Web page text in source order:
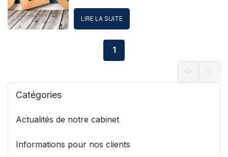
nouveautés qui peuvent impacter
votre activité.
LIRE LA SUITE
1
Catégories
Actualités de notre cabinet
Informations pour nos clients